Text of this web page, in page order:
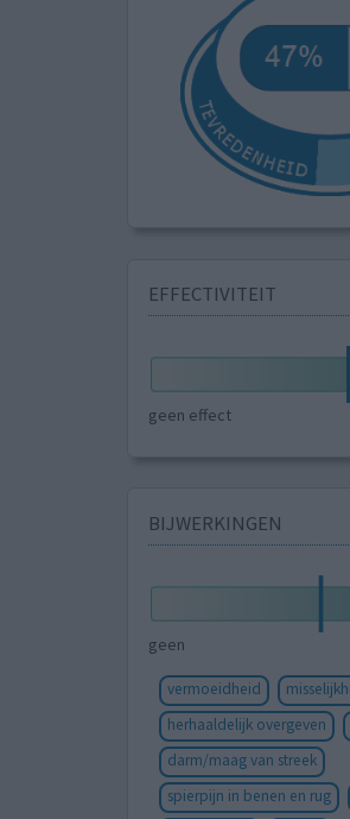
EFFECTIVITEIT
geen effect
BIJWERKINGEN
geen
vermoeidheid
herhaaldelijk overgeven
darm/maag van streek
spierpijn in benen en rug